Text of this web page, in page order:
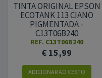
TINTA ORIGINAL EPSON
ECOTANK 113 CIANO
PIGMENTADA -
C13T06B240
REF. C13T06B240
€ 15,99
ADICIONARAO CESTO